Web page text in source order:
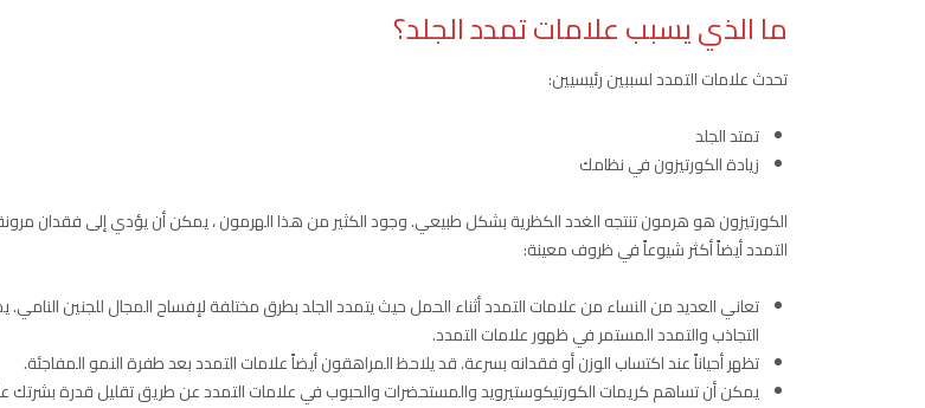
ما الذي يسبب علامات تمدد الجلد؟
تحدث علامات التمدد لسببين رئيسيين:
تمتد الجلد
زيادة الكورتيزون في نظامك
الكورتيزون هو هرمون تنتجه الغدد الكظرية بشكل طبيعي. وجود الكثير من هذا الهرمون ، يمكن أن يؤدي إلى فقدان
التمدد أيضاً أكثر شيوعاً في ظروف معينة:
تعاني العديد من النساء من علامات التمدد أثناء الحمل حيث يتمدد الجلد بطرق مختلفة لإفساح المجال للجنين
التجاذب والتمدد المستمر في ظهور علامات التمدد.
تظهر أحياناً عند اكتساب الوزن أو فقدانه بسرعة. قد يلاحظ المراهقون أيضاً علامات التمدد بعد طفرة النمو المفاجئة.
يمكن أن تساهم كريمات الكورتيكوستيرويد والمستحضرات والحبوب في علامات التمدد عن طريق تقليل قدرة بشرتك